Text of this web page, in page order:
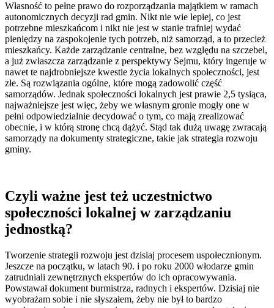
Własność to pełne prawo do rozporządzania majątkiem w ramach
autonomicznych decyzji rad gmin. Nikt nie wie lepiej, co jest
potrzebne mieszkańcom i nikt nie jest w stanie trafniej wydać
pieniędzy na zaspokojenie tych potrzeb, niż samorząd, a to przecież
mieszkańcy. Każde zarządzanie centralne, bez względu na szczebel,
a już zwłaszcza zarządzanie z perspektywy Sejmu, który ingeruje w
nawet te najdrobniejsze kwestie życia lokalnych społeczności, jest
złe. Są rozwiązania ogólne, które mogą zadowolić część
samorządów. Jednak społeczności lokalnych jest prawie 2,5 tysiąca,
najważniejsze jest więc, żeby we własnym gronie mogły one w
pełni odpowiedzialnie decydować o tym, co mają zrealizować
obecnie, i w którą stronę chcą dążyć. Stąd tak dużą uwagę zwracają
samorządy na dokumenty strategiczne, takie jak strategia rozwoju
gminy.
Czyli ważne jest też uczestnictwo
społeczności lokalnej w zarządzaniu
jednostką?
Tworzenie strategii rozwoju jest dzisiaj procesem uspołecznionym.
Jeszcze na początku, w latach 90. i po roku 2000 włodarze gmin
zatrudniali zewnętrznych ekspertów do ich opracowywania.
Powstawał dokument burmistrza, radnych i ekspertów. Dzisiaj nie
wyobrażam sobie i nie słyszałem, żeby nie był to bardzo